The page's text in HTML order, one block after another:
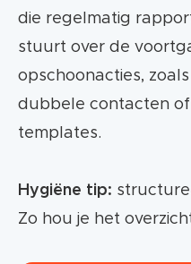
die regelmatig
stuurt over de
opschoonacties,
dubbele contacten
templates.
Hygiëne tip:
Zo hou je het